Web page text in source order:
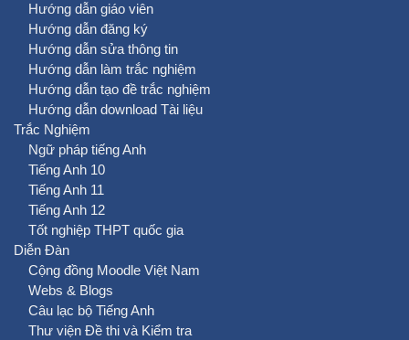
Hướng dẫn giáo viên
Hướng dẫn đăng ký
Hướng dẫn sửa thông tin
Hướng dẫn làm trắc nghiệm
Hướng dẫn tạo đề trắc nghiệm
Hướng dẫn download Tài liệu
Trắc Nghiệm
Ngữ pháp tiếng Anh
Tiếng Anh 10
Tiếng Anh 11
Tiếng Anh 12
Tốt nghiệp THPT quốc gia
Diễn Đàn
Cộng đồng Moodle Việt Nam
Webs & Blogs
Câu lạc bộ Tiếng Anh
Thư viện Đề thi và Kiểm tra